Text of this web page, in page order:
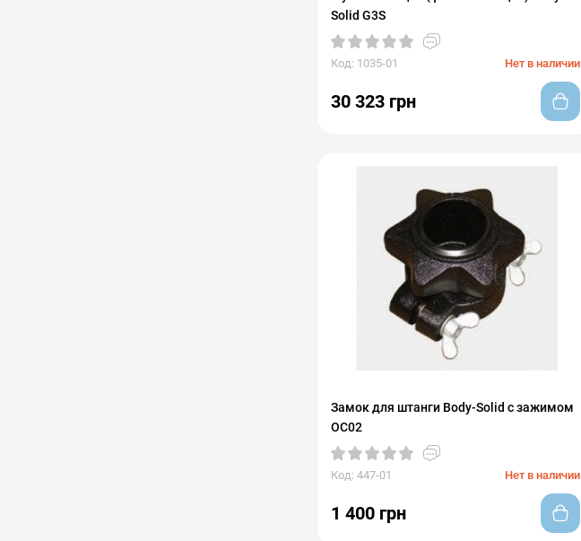
Solid G3S
Код: 1035-01 Нет в наличии
30 323 грн
Замок для штанги Body-Solid с зажимом
OC02
Код: 447-01 Нет в наличии
1 400 грн